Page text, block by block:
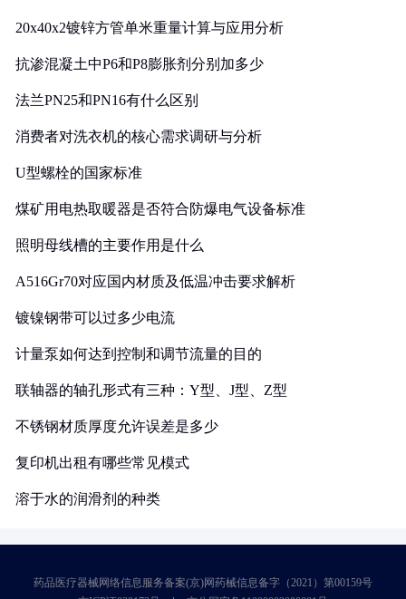
20x40x2镀锌方管单米重量计算与应用分析
抗渗混凝土中P6和P8膨胀剂分别加多少
法兰PN25和PN16有什么区别
消费者对洗衣机的核心需求调研与分析
U型螺栓的国家标准
煤矿用电热取暖器是否符合防爆电气设备标准
照明母线槽的主要作用是什么
A516Gr70对应国内材质及低温冲击要求解析
镀镍钢带可以过多少电流
计量泵如何达到控制和调节流量的目的
联轴器的轴孔形式有三种：Y型、J型、Z型
不锈钢材质厚度允许误差是多少
复印机出租有哪些常见模式
溶于水的润滑剂的种类
药品医疗器械网络信息服务备案(京)网药械信息备字（2021）第00159号